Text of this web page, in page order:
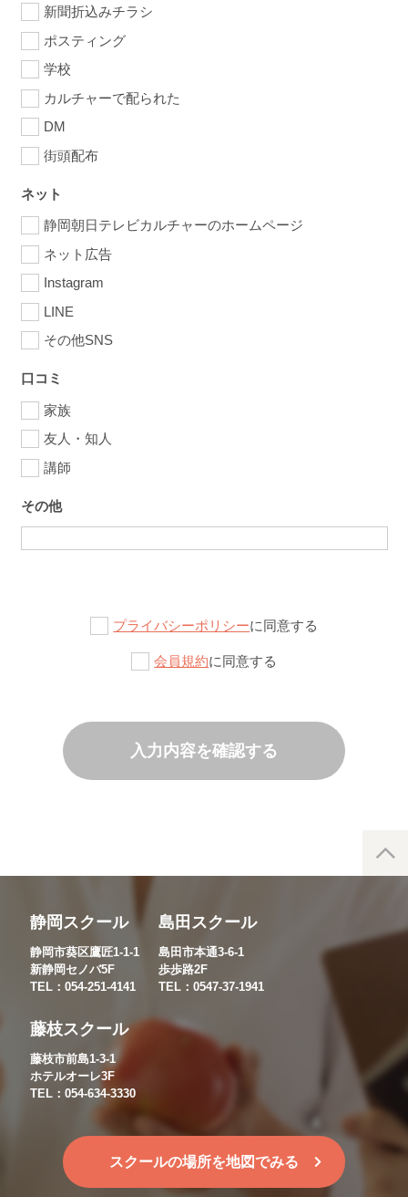
新聞折込みチラシ
ポスティング
学校
カルチャーで配られた
DM
街頭配布
ネット
静岡朝日テレビカルチャーのホームページ
ネット広告
Instagram
LINE
その他SNS
口コミ
家族
友人・知人
講師
その他
プライバシーポリシーに同意する
会員規約に同意する
入力内容を確認する
静岡スクール
静岡市葵区鷹匠1-1-1
新静岡セノバ5F
TEL：054-251-4141
島田スクール
島田市本通3-6-1
歩歩路2F
TEL：0547-37-1941
藤枝スクール
藤枝市前島1-3-1
ホテルオーレ3F
TEL：054-634-3330
スクールの場所を地図でみる